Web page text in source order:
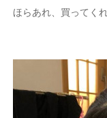
ほらあれ、買ってく